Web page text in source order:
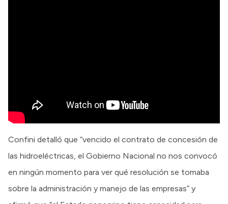
Confini detalló que “vencido el contrato de concesión de
las hidroeléctricas, el Gobierno Nacional no nos convocó
en ningún momento para ver qué resolución se tomaba
sobre la administración y manejo de las empresas” y